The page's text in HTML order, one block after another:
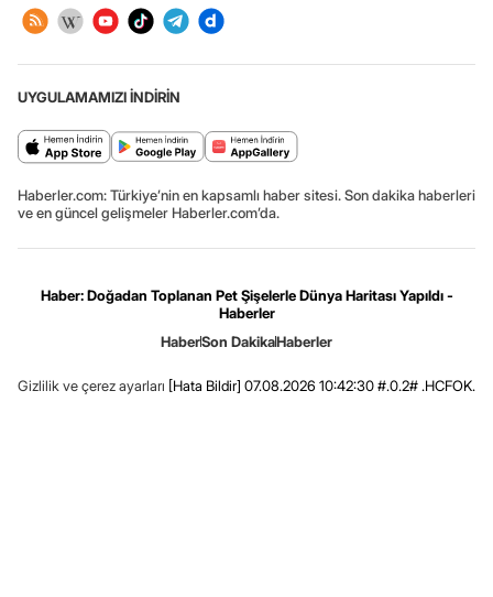
UYGULAMAMIZI İNDİRİN
Haberler.com: Türkiye’nin en kapsamlı haber sitesi. Son dakika haberleri
ve en güncel gelişmeler Haberler.com’da.
Haber: Doğadan Toplanan Pet Şişelerle Dünya Haritası Yapıldı -
Haberler
HaberSon DakikaHaberler
Gizlilik ve çerez ayarları [Hata Bildir] 07.08.2026 10:42:30 #.0.2# .HCFOK.